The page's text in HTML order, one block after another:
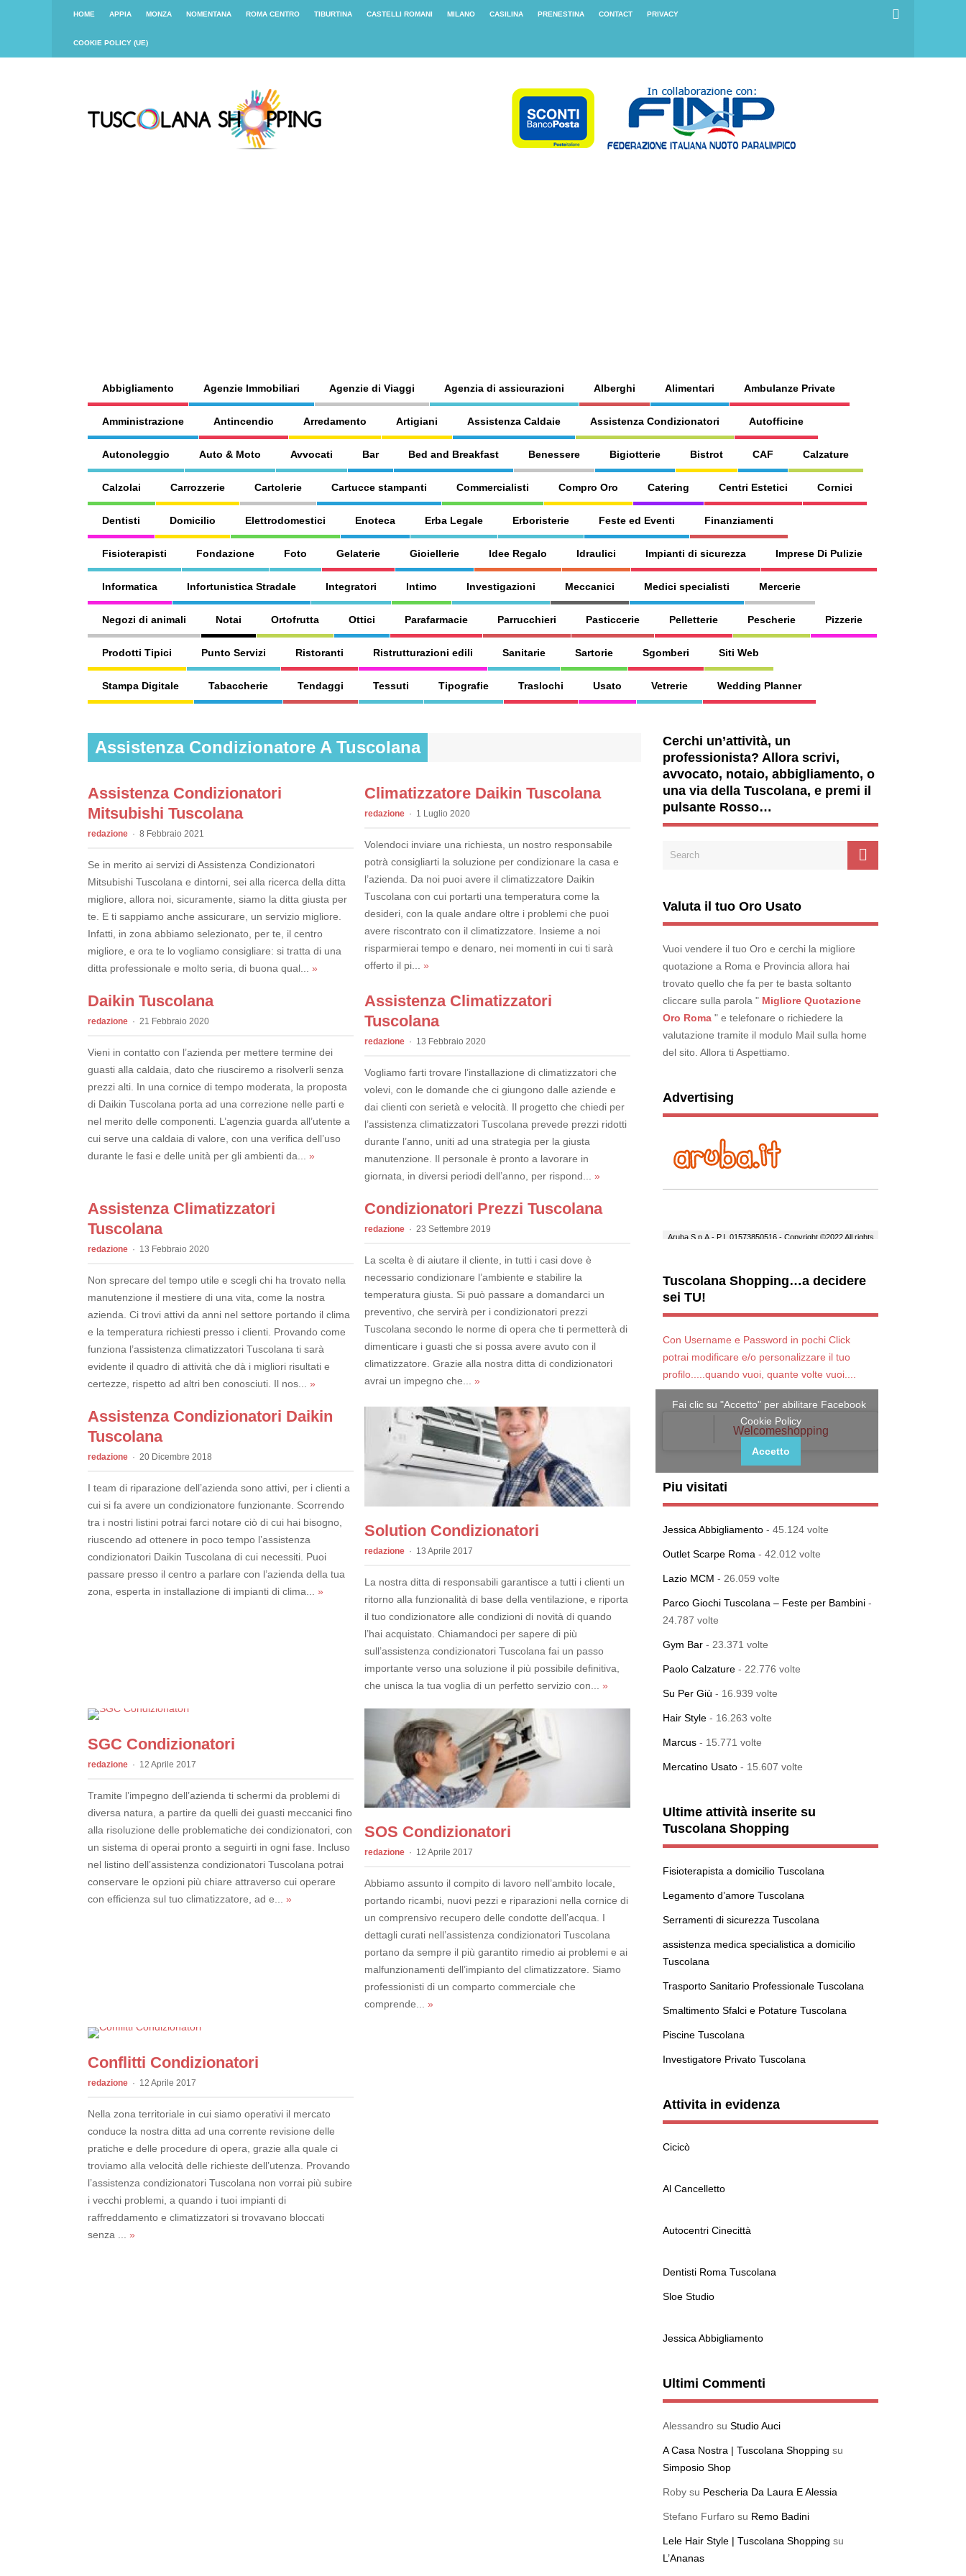
HOME APPIA MONZA NOMENTANA ROMA CENTRO TIBURTINA CASTELLI ROMANI MILANO CASILINA PRENESTINA CONTACT PRIVACY
COOKIE POLICY (UE)
Abbigliamento Agenzie Immobiliari Agenzie di Viaggi Agenzia di assicurazioni Alberghi Alimentari Ambulanze Private
Amministrazione Antincendio Arredamento Artigiani Assistenza Caldaie Assistenza Condizionatori Autofficine
Autonoleggio Auto & Moto Avvocati Bar Bed and Breakfast Benessere Bigiotterie Bistrot CAF Calzature
Calzolai Carrozzerie Cartolerie Cartucce stampanti Commercialisti Compro Oro Catering Centri Estetici Cornici
Dentisti Domicilio Elettrodomestici Enoteca Erba Legale Erboristerie Feste ed Eventi Finanziamenti
Fisioterapisti Fondazione Foto Gelaterie Gioiellerie Idee Regalo Idraulici Impianti di sicurezza Imprese Di Pulizie
Informatica Infortunistica Stradale Integratori Intimo Investigazioni Meccanici Medici specialisti Mercerie
Negozi di animali Notai Ortofrutta Ottici Parafarmacie Parrucchieri Pasticcerie Pelletterie Pescherie Pizzerie
Prodotti Tipici Punto Servizi Ristoranti Ristrutturazioni edili Sanitarie Sartorie Sgomberi Siti Web
Stampa Digitale Tabaccherie Tendaggi Tessuti Tipografie Traslochi Usato Vetrerie Wedding Planner
Assistenza Condizionatore A Tuscolana
Assistenza Condizionatori
Mitsubishi Tuscolana
redazione 8 Febbraio 2021
Se in merito ai servizi di Assistenza Condizionatori
Mitsubishi Tuscolana e dintorni, sei alla ricerca della ditta
migliore, allora noi, sicuramente, siamo la ditta giusta per
te. E ti sappiamo anche assicurare, un servizio migliore.
Infatti, in zona abbiamo selezionato, per te, il centro
migliore, e ora te lo vogliamo consigliare: si tratta di una
ditta professionale e molto seria, di buona qual... »
Climatizzatore Daikin Tuscolana
redazione 1 Luglio 2020
Volendoci inviare una richiesta, un nostro responsabile
potrà consigliarti la soluzione per condizionare la casa e
l’azienda. Da noi puoi avere il climatizzatore Daikin
Tuscolana con cui portarti una temperatura come la
desideri, con la quale andare oltre i problemi che puoi
avere riscontrato con il climatizzatore. Insieme a noi
risparmierai tempo e denaro, nei momenti in cui ti sarà
offerto il pi... »
Daikin Tuscolana
redazione 21 Febbraio 2020
Vieni in contatto con l’azienda per mettere termine dei
guasti alla caldaia, dato che riusciremo a risolverli senza
prezzi alti. In una cornice di tempo moderata, la proposta
di Daikin Tuscolana porta ad una correzione nelle parti e
nel merito delle componenti. L’agenzia guarda all’utente a
cui serve una caldaia di valore, con una verifica dell’uso
durante le fasi e delle unità per gli ambienti da... »
Assistenza Climatizzatori
Tuscolana
redazione 13 Febbraio 2020
Vogliamo farti trovare l’installazione di climatizzatori che
volevi, con le domande che ci giungono dalle aziende e
dai clienti con serietà e velocità. Il progetto che chiedi per
l’assistenza climatizzatori Tuscolana prevede prezzi ridotti
durante l’anno, uniti ad una strategia per la giusta
manutenzione. Il personale è pronto a lavorare in
giornata, in diversi periodi dell’anno, per rispond... »
Assistenza Climatizzatori
Tuscolana
redazione 13 Febbraio 2020
Non sprecare del tempo utile e scegli chi ha trovato nella
manutenzione il mestiere di una vita, come la nostra
azienda. Ci trovi attivi da anni nel settore portando il clima
e la temperatura richiesti presso i clienti. Provando come
funziona l’assistenza climatizzatori Tuscolana ti sarà
evidente il quadro di attività che dà i migliori risultati e
certezze, rispetto ad altri ben conosciuti. Il nos... »
Condizionatori Prezzi Tuscolana
redazione 23 Settembre 2019
La scelta è di aiutare il cliente, in tutti i casi dove è
necessario condizionare l’ambiente e stabilire la
temperatura giusta. Si può passare a domandarci un
preventivo, che servirà per i condizionatori prezzi
Tuscolana secondo le norme di opera che ti permetterà di
dimenticare i guasti che si possa avere avuto con il
climatizzatore. Grazie alla nostra ditta di condizionatori
avrai un impegno che... »
Assistenza Condizionatori Daikin
Tuscolana
redazione 20 Dicembre 2018
I team di riparazione dell’azienda sono attivi, per i clienti a
cui si fa avere un condizionatore funzionante. Scorrendo
tra i nostri listini potrai farci notare ciò di cui hai bisogno,
riuscendo ad ottenere in poco tempo l’assistenza
condizionatori Daikin Tuscolana di cui necessiti. Puoi
passare presso il centro a parlare con l’azienda della tua
zona, esperta in installazione di impianti di clima... »
Solution Condizionatori
redazione 13 Aprile 2017
La nostra ditta di responsabili garantisce a tutti i clienti un
ritorno alla funzionalità di base della ventilazione, e riporta
il tuo condizionatore alle condizioni di novità di quando
l’hai acquistato. Chiamandoci per sapere di più
sull’assistenza condizionatori Tuscolana fai un passo
importante verso una soluzione il più possibile definitiva,
che unisca la tua voglia di un perfetto servizio con... »
SGC Condizionatori
redazione 12 Aprile 2017
Tramite l’impegno dell’azienda ti schermi da problemi di
diversa natura, a partire da quelli dei guasti meccanici fino
alla risoluzione delle problematiche dei condizionatori, con
un sistema di operai pronto a seguirti in ogni fase. Incluso
nel listino dell’assistenza condizionatori Tuscolana potrai
conservare le opzioni più chiare attraverso cui operare
con efficienza sul tuo climatizzatore, ad e... »
SOS Condizionatori
redazione 12 Aprile 2017
Abbiamo assunto il compito di lavoro nell’ambito locale,
portando ricambi, nuovi pezzi e riparazioni nella cornice di
un comprensivo recupero delle condotte dell’acqua. I
dettagli curati nell’assistenza condizionatori Tuscolana
portano da sempre il più garantito rimedio ai problemi e ai
malfunzionamenti dell’impianto del climatizzatore. Siamo
professionisti di un comparto commerciale che
comprende... »
Conflitti Condizionatori
redazione 12 Aprile 2017
Nella zona territoriale in cui siamo operativi il mercato
conduce la nostra ditta ad una corrente revisione delle
pratiche e delle procedure di opera, grazie alla quale ci
troviamo alla velocità delle richieste dell’utenza. Provando
l’assistenza condizionatori Tuscolana non vorrai più subire
i vecchi problemi, a quando i tuoi impianti di
raffreddamento e climatizzatori si trovavano bloccati
senza ... »
Cerchi un’attività, un
professionista? Allora scrivi,
avvocato, notaio, abbigliamento, o
una via della Tuscolana, e premi il
pulsante Rosso…
Valuta il tuo Oro Usato
Vuoi vendere il tuo Oro e cerchi la migliore
quotazione a Roma e Provincia allora hai
trovato quello che fa per te basta soltanto
cliccare sulla parola " Migliore Quotazione
Oro Roma " e telefonare o richiedere la
valutazione tramite il modulo Mail sulla home
del sito. Allora ti Aspettiamo.
Advertising
Tuscolana Shopping…a decidere
sei TU!
Con Username e Password in pochi Click
potrai modificare e/o personalizzare il tuo
profilo.....quando vuoi, quante volte vuoi....
Welcomeshopping
Fai clic su "Accetto" per abilitare Facebook
Cookie Policy
Accetto
Piu visitati
Jessica Abbigliamento - 45.124 volte
Outlet Scarpe Roma - 42.012 volte
Lazio MCM - 26.059 volte
Parco Giochi Tuscolana – Feste per Bambini -
24.787 volte
Gym Bar - 23.371 volte
Paolo Calzature - 22.776 volte
Su Per Giù - 16.939 volte
Hair Style - 16.263 volte
Marcus - 15.771 volte
Mercatino Usato - 15.607 volte
Ultime attività inserite su
Tuscolana Shopping
Fisioterapista a domicilio Tuscolana
Legamento d’amore Tuscolana
Serramenti di sicurezza Tuscolana
assistenza medica specialistica a domicilio
Tuscolana
Trasporto Sanitario Professionale Tuscolana
Smaltimento Sfalci e Potature Tuscolana
Piscine Tuscolana
Investigatore Privato Tuscolana
Attivita in evidenza
Cicicò
Al Cancelletto
Autocentri Cinecittà
Dentisti Roma Tuscolana
Sloe Studio
Jessica Abbigliamento
Ultimi Commenti
Alessandro su Studio Auci
A Casa Nostra | Tuscolana Shopping su
Simposio Shop
Roby su Pescheria Da Laura E Alessia
Stefano Furfaro su Remo Badini
Lele Hair Style | Tuscolana Shopping su
L’Ananas